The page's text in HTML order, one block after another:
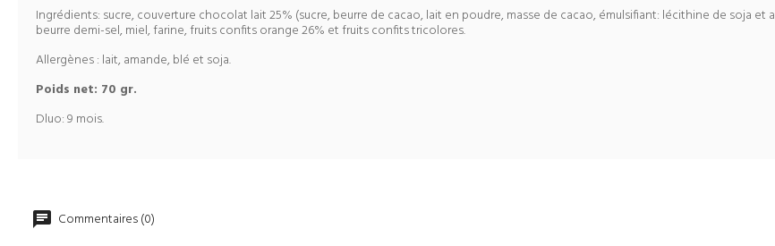
Ingrédients: sucre, couverture chocolat lait 25% (sucre, beurre de cacao, lait en poudre, masse de cacao, émulsifiant: lécithine de soja
beurre demi-sel, miel, farine, fruits confits orange 26% et fruits confits tricolores.
Allergènes : lait, amande, blé et soja.
Poids net: 70 gr.
Dluo: 9 mois.
Commentaires (0)